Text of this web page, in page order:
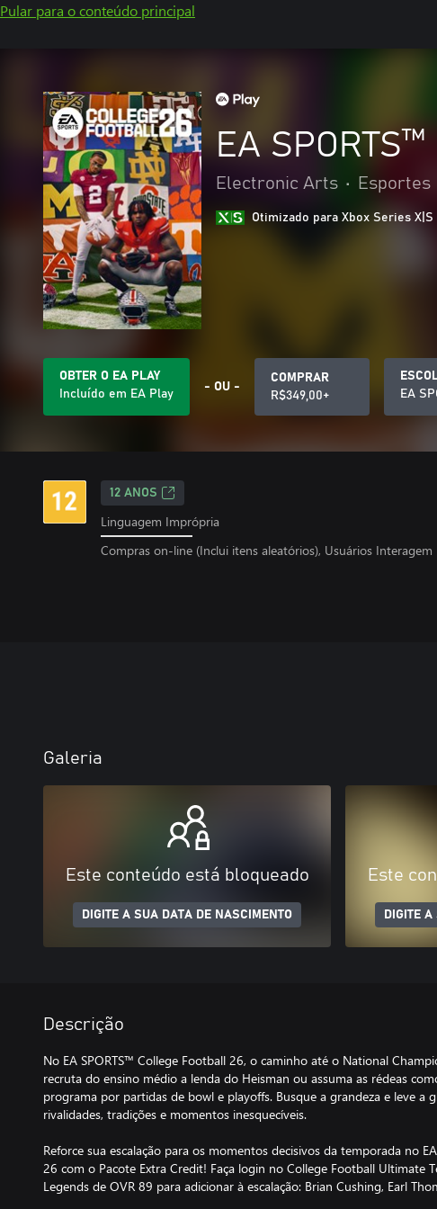
Pular para o conteúdo principal
EA
Electronic Arts • Esportes
Otimizado para Xbox Series X|S
OBTER O EA PLAY
Incluído em EA Play
- OU -
COMPRAR
R$349,00+
EA
12 ANOS
Linguagem Imprópria
Compras on-line (Inclui itens aleatórios), Usuários Interagem
Galeria
Este conteúdo está bloqueado
DIGITE A SUA DATA DE NASCIMENTO
Este
DIGITE
Descrição
No EA SPORTS™ College Football 26, o caminho até o National
recruta do ensino médio a lenda do Heisman ou assuma as rédeas
programa por partidas de bowl e playoffs. Busque a grandeza e leve a
rivalidades, tradições e momentos inesquecíveis.
Reforce sua escalação para os momentos decisivos da temporada no
26 com o Pacote Extra Credit! Faça login no College Football Ultimate
Legends de OVR 89 para adicionar à escalação: Brian Cushing, Earl